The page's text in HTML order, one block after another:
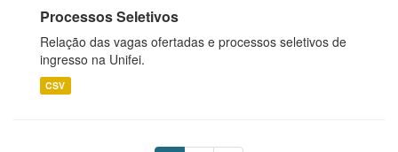
Processos Seletivos
Relação das vagas ofertadas e processos seletivos de
ingresso na Unifei.
CSV